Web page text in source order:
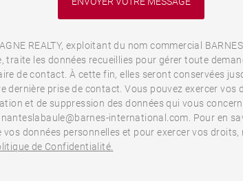
REALTY, exploitant du nom commercial
traite les données recueillies pour gérer toute
de contact. À cette fin, elles seront conservées
dernière prise de contact. Vous pouvez exercer vos
et de suppression des données qui vous
international.com. Pour en
vos données personnelles et pour exercer vos
de Confidentialité.